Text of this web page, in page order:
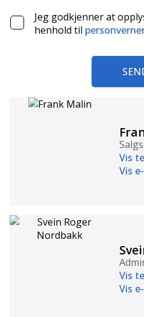
Jeg godkjenner at
henhold til
Vis
Vis
Vis
Vis